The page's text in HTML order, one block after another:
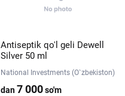
Antiseptik qo'l geli Dewell
Silver 50 ml
National Investments (O`zbekiston)
dan7 000so'm